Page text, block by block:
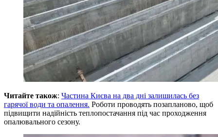
Читайте також: Частина Києва на два дні залишилась без
гарячої води та опалення. Роботи проводять позапланово, щоб
підвищити надійність теплопостачання під час проходження
опалювального сезону.